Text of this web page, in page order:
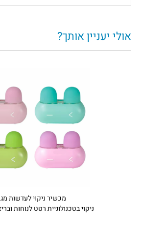
אולי יעניין אותך?
מכשיר ניקוי לעדשות
ניקוי בטכנולוגיית רטט לנוחות